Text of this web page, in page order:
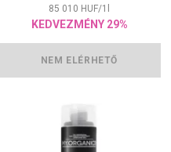
85 010 HUF/1
KEDVEZMÉNY 29%
NEM ELÉRHETŐ